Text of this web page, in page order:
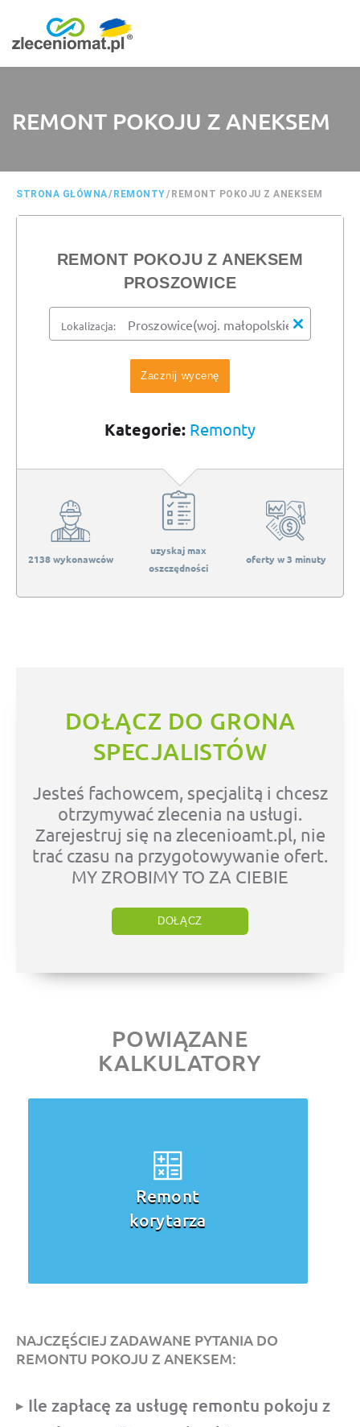
REMONT POKOJU Z ANEKSEM
STRONA GŁÓWNA/ REMONTY/ REMONT POKOJU Z ANEKSEM
REMONT POKOJU Z ANEKSEM
PROSZOWICE
Lokalizacja:
Zacznij wycenę
Kategorie: Remonty
2138 wykonawców
uzyskaj max
oszczędności
oferty w 3 minuty
DOŁĄCZ DO GRONA
SPECJALISTÓW
Jesteś fachowcem, specjalitą i chcesz
otrzymywać zlecenia na usługi.
Zarejestruj się na zlecenioamt.pl, nie
trać czasu na przygotowywanie ofert.
MY ZROBIMY TO ZA CIEBIE
DOŁĄCZ
POWIĄZANE
KALKULATORY
Remont
korytarza
NAJCZĘŚCIEJ ZADAWANE PYTANIA DO
REMONTU POKOJU Z ANEKSEM:
Ile zapłacę za usługę remontu pokoju z